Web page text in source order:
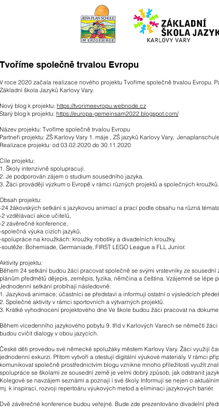
Tvoříme společně trvalou Evropu
V roce 2020 začala realizace nového projektu Tvoříme společně trvalou Evropu.
Základní škola Jazyků Karlovy Vary.
Nový blog k projektu: https://tvorimeevropu.webnode.cz
Starý blog k projektu: https://europa-gemeinsam2022.blogspot.com/
Název projektu: Tvoříme společně trvalou Evropu
Partneři projektu: ZŠ Karlovy Vary 1. máje , ZŠ jazyků Karlovy Vary,
Realizace projektu: od 03.02.2020 do 30.11.2020
Cíle projektu:
1. Školy intenzivně spolupracují.
2. Je podporován zájem o studium sousedního jazyka.
3. Žáci provádějí výzkum o Evropě v rámci různých projektů a společných kroužků.
Obsah projektu:
-24 žákovských setkání s jazykovou animací a prací podle obsahu na různá
-2 vzdělávací akce učitelů,
-2 závěrečné konference,
-společná výuka cizích jazyků,
-spolupráce na kroužkách: kroužky robotiky a divadelních kroužky,
-soutěže: Bohemiade, Germaniade, FIRST LEGO League a FLL Junior.
Aktivity projektu:
Během 24 setkání budou žáci pracovat společně se svými vrstevníky ze
plánům předmětů dějepis, zeměpis, fyzika, němčina a čeština. Vzájemně se
Jednodenní setkání probíhají následovně:
1. Jazyková animace; účastníci se představí a informují ostatní o výsledcích
2. Společné aktivity v rámci sportovních a výtvarných projektů.
3. Krátké vyhodnocení projektového dne Ve škole budou žáci pracovat na
Během vícedenního jazykového pobytu 9. tříd v Karlových Varech se němečtí
budou cvičit dialogy v obou jazycích.
České děti provedou své německé spolužáky městem Karlovy Vary. Žáci využijí
jednodenní exkurzi. Přitom vytvoří a otestují digitální výukové materiály. V rámci
komunikovat společně prostřednictvím blogu vznikne mnoho příležitostí využít
spolupráce se školami ze sousední země je velmi dobrý způsob, jak odstranit
Kolegové se navzájem seznámí a poznají i své školy. Informují se nejen o
mj. k inspiraci, rozvoji repertoáru výukových metod a eliminaci jazykových bariér.
Dvě závěrečné konference budou veřejné. Bude zde prezentováno divadelní